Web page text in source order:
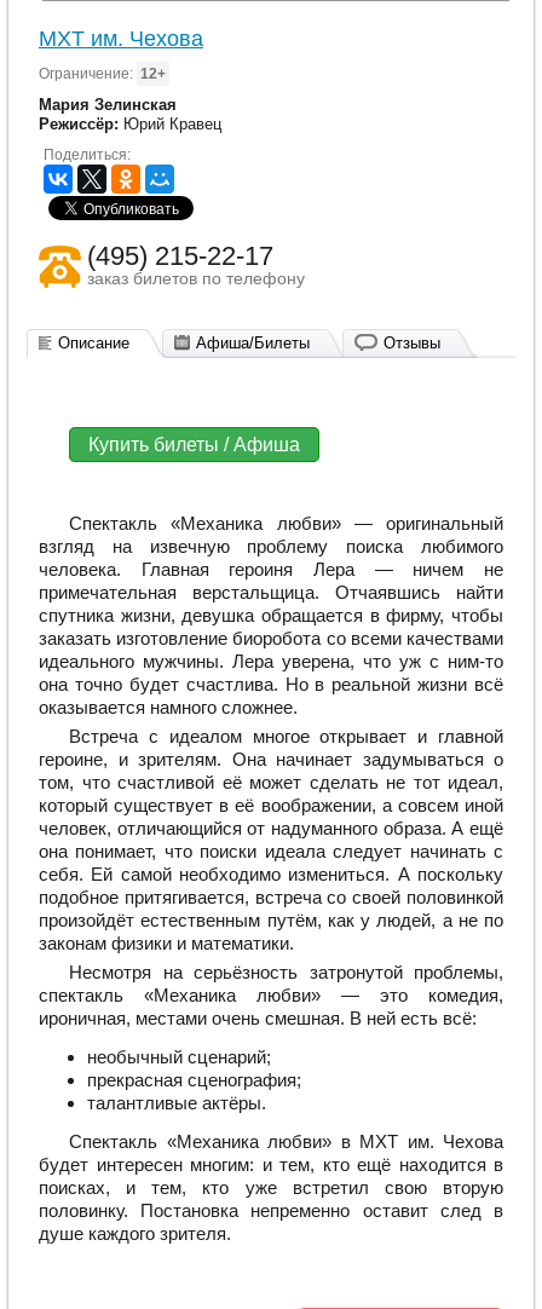
МХТ им. Чехова
Ограничение: 12+
Мария Зелинская
Режиссёр: Юрий Кравец
Поделиться:
(495) 215-22-17
заказ билетов по телефону
Описание Афиша/Билеты Отзывы
Купить билеты / Афиша
Спектакль «Механика любви» — оригинальный
взгляд на извечную проблему поиска любимого
человека. Главная героиня Лера — ничем не
примечательная верстальщица. Отчаявшись найти
спутника жизни, девушка обращается в фирму, чтобы
заказать изготовление биоробота со всеми качествами
идеального мужчины. Лера уверена, что уж с ним-то
она точно будет счастлива. Но в реальной жизни всё
оказывается намного сложнее.
Встреча с идеалом многое открывает и главной
героине, и зрителям. Она начинает задумываться о
том, что счастливой её может сделать не тот идеал,
который существует в её воображении, а совсем иной
человек, отличающийся от надуманного образа. А ещё
она понимает, что поиски идеала следует начинать с
себя. Ей самой необходимо измениться. А поскольку
подобное притягивается, встреча со своей половинкой
произойдёт естественным путём, как у людей, а не по
законам физики и математики.
Несмотря на серьёзность затронутой проблемы,
спектакль «Механика любви» — это комедия,
ироничная, местами очень смешная. В ней есть всё:
необычный сценарий;
прекрасная сценография;
талантливые актёры.
Спектакль «Механика любви» в МХТ им. Чехова
будет интересен многим: и тем, кто ещё находится в
поисках, и тем, кто уже встретил свою вторую
половинку. Постановка непременно оставит след в
душе каждого зрителя.